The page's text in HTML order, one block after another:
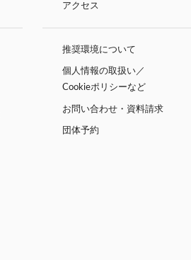
アクセス
推奨環境について
個人情報の取扱い／
Cookieポリシーなど
お問い合わせ・資料請求
団体予約